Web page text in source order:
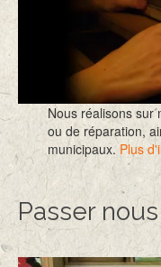
Nous réalisons sur
ou de réparation,
municipaux.Plus
Passer